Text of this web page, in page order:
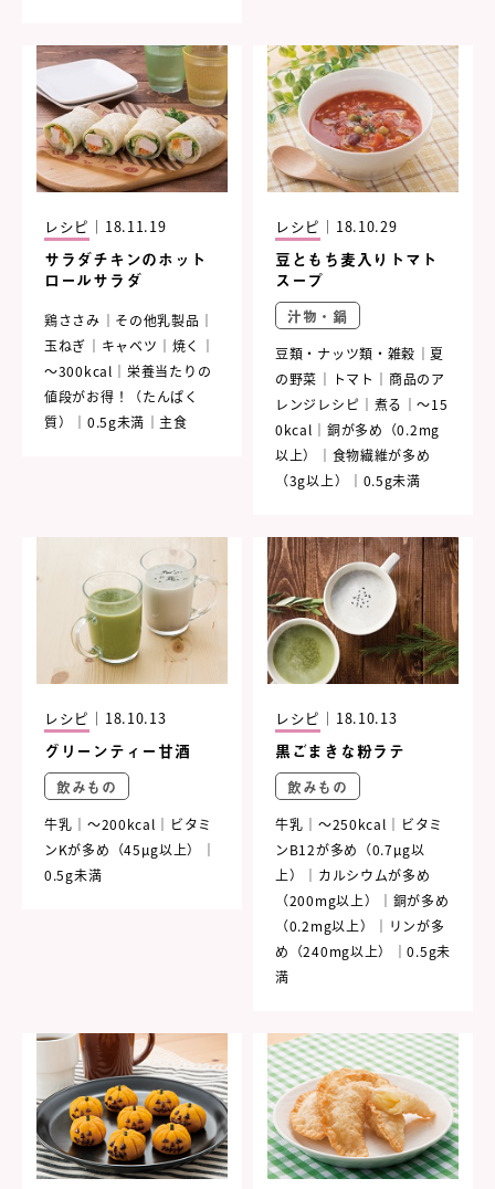
レシピ ｜ 18.11.19
サラダチキンのホット
ロールサラダ
鶏ささみ
その他乳製品
玉ねぎ
キャベツ
焼く
～300kcal
栄養当たりの
値段がお得！（たんぱく
質）
0.5g未満 主食
レシピ ｜ 18.10.29
豆ともち麦入りトマト
スープ
汁物・鍋
豆類・ナッツ類・雑穀
夏
の野菜
トマト
商品のア
レンジレシピ
煮る
～15
0kcal
銅が多め（0.2mg
以上）
食物繊維が多め
（3g以上）
0.5g未満
レシピ ｜ 18.10.13
グリーンティー甘酒
飲みもの
牛乳 ～200kcal
ビタミ
ンKが多め（45μg以上）
0.5g未満
レシピ ｜ 18.10.13
黒ごまきな粉ラテ
飲みもの
牛乳 ～250kcal
ビタミ
ンB12が多め（0.7μg以
上）
カルシウムが多め
（200mg以上）
銅が多め
（0.2mg以上）
リンが多
め（240mg以上）
0.5g未
満